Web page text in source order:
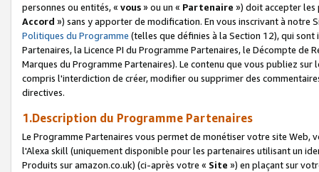
personnes ou entités, « vous» ou un « Partenaire ») doit accepter les
Accord ») sans y apporter de modification. En vous inscrivant à notre
Politiques du Programme (telles que définies à la Section 12), qui
Partenaires, la Licence PI du Programme Partenaires, le Décompte de
Marques du Programme Partenaires). Le contenu que vous publiez
compris l'interdiction de créer, modifier ou supprimer des
directives.
1.Description du Programme Partenaires
Le Programme Partenaires vous permet de monétiser votre site Web,
l'Alexa skill (uniquement disponible pour les partenaires utilisant un
Produits sur amazon.co.uk) (ci-après votre « Site ») en plaçant sur